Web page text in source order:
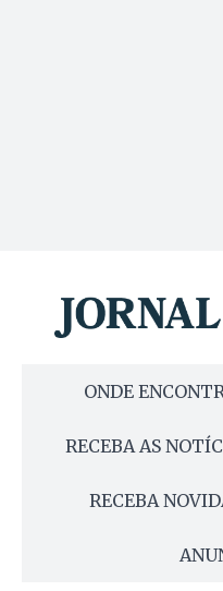
ONDE
RECEBA AS
RECEBA